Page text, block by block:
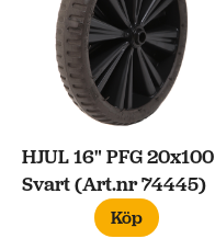
HJUL 16" PFG 20x100
Svart (Art.nr 74445)
Köp